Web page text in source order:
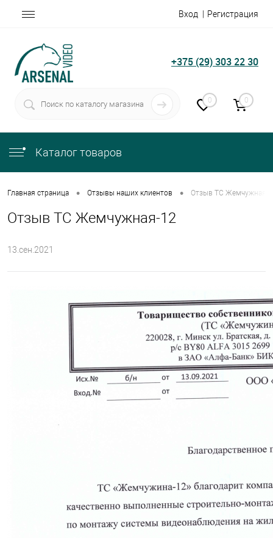
Вход Регистрация
+375 (29) 303 22 30
0 0
Каталог товаров
Главная страница • Отзывы наших клиентов • Отзыв ТС Жемчужная-
Отзыв ТС Жемчужная-12
13.сен.2021